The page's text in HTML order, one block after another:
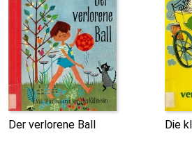
Der verlorene Ball Die